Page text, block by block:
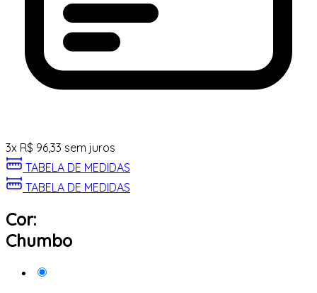
3x R$ 96,33 sem juros
TABELA DE MEDIDAS
TABELA DE MEDIDAS
Cor:
Chumbo